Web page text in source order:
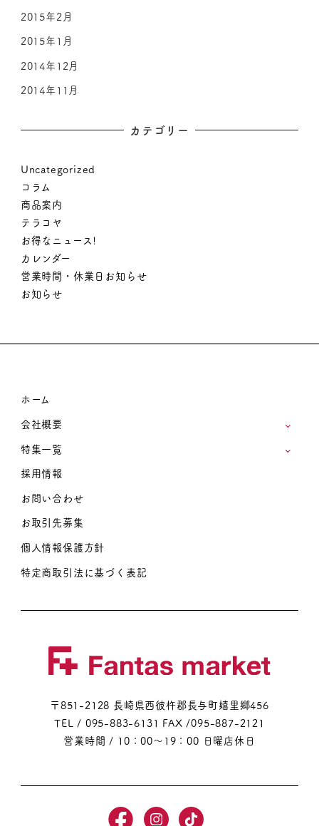
2015年2月
2015年1月
2014年12月
2014年11月
カテゴリー
Uncategorized
コラム
商品案内
テラコヤ
お得なニュース!
カレンダー
営業時間・休業日お知らせ
お知らせ
ホーム
会社概要
特集一覧
採用情報
お問い合わせ
お取引先募集
個人情報保護方針
特定商取引法に基づく表記
〒851-2128 長崎県西彼杵郡長与町嬉里郷456
TEL / 095-883-6131 FAX /095-887-2121
営業時間 / 10：00～19：00 日曜店休日